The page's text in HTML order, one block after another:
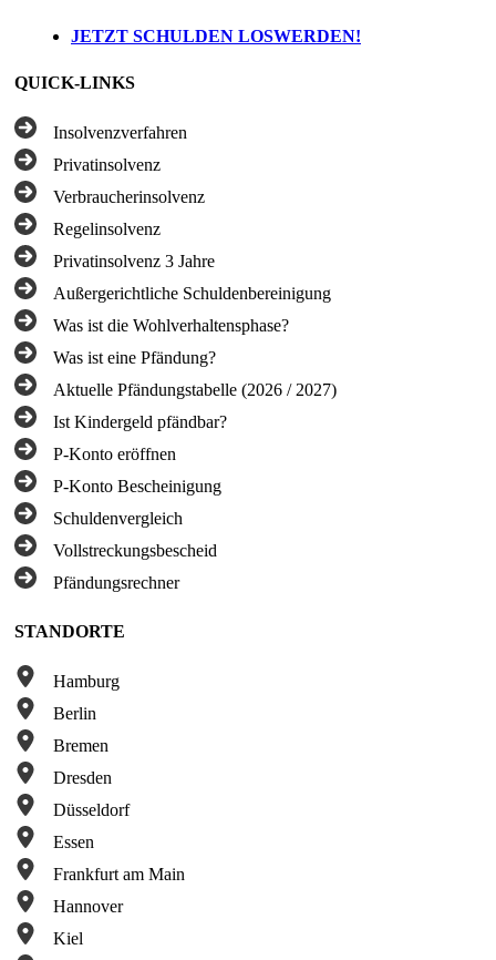
JETZT SCHULDEN LOSWERDEN!
QUICK-LINKS
Insolvenzverfahren
Privatinsolvenz
Verbraucherinsolvenz
Regelinsolvenz
Privatinsolvenz 3 Jahre
Außergerichtliche Schuldenbereinigung
Was ist die Wohlverhaltensphase?
Was ist eine Pfändung?
Aktuelle Pfändungstabelle (2026 / 2027)
Ist Kindergeld pfändbar?
P-Konto eröffnen
P-Konto Bescheinigung
Schuldenvergleich
Vollstreckungsbescheid
Pfändungsrechner
STANDORTE
Hamburg
Berlin
Bremen
Dresden
Düsseldorf
Essen
Frankfurt am Main
Hannover
Kiel